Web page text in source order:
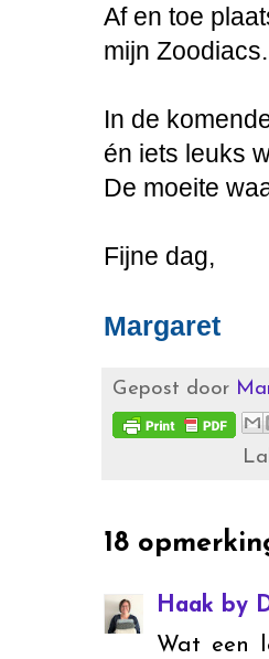
Af en toe
mijn Zoodiacs.
In de
én iets leuks
De moeite
Fijne dag,
Margaret
Gepost door
18
Haak by
Wat een